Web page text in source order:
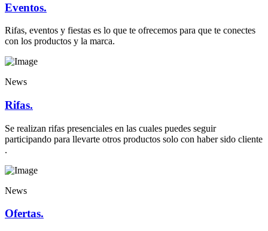
Eventos.
Rifas, eventos y fiestas es lo que te ofrecemos para que te conectes
con los productos y la marca.
News
Rifas.
Se realizan rifas presenciales en las cuales puedes seguir
participando para llevarte otros productos solo con haber sido cliente
.
News
Ofertas.